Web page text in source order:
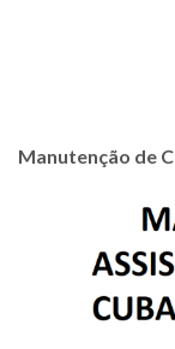
Manutenção de